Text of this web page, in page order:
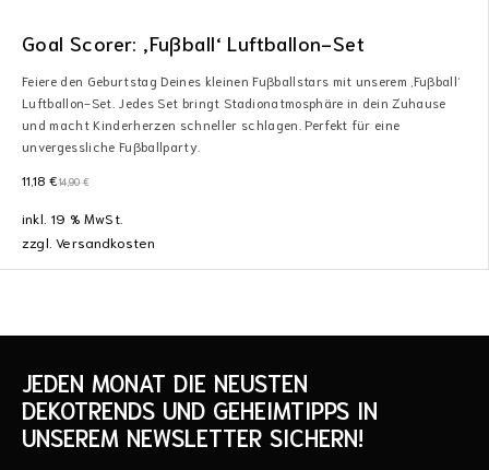
Goal Scorer: ‚Fußball‘ Luftballon-Set
Feiere den Geburtstag Deines kleinen Fußballstars mit unserem ‚Fußball‘
Luftballon-Set. Jedes Set bringt Stadionatmosphäre in dein Zuhause
und macht Kinderherzen schneller schlagen. Perfekt für eine
unvergessliche Fußballparty.
14,90€
11,18 €
inkl. 19 % MwSt.
zzgl.Versandkosten
JEDEN MONAT DIE NEUSTEN
DEKOTRENDS UND GEHEIMTIPPS IN
UNSEREM NEWSLETTER SICHERN!